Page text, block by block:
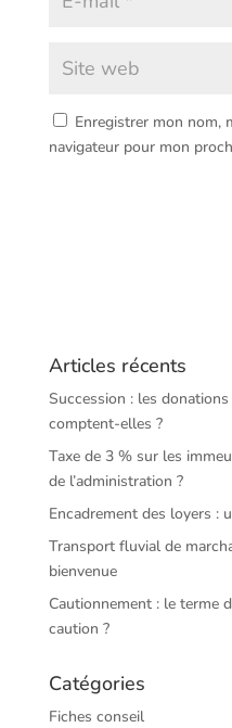
Enregistrer mon nom,
navigateur pour mon
Articles récents
Succession : les
comptent-elles ?
Taxe de 3 % sur les
de l’administration ?
Encadrement des loyers :
Transport fluvial de
bienvenue
Cautionnement : le terme
caution ?
Catégories
Fiches conseil